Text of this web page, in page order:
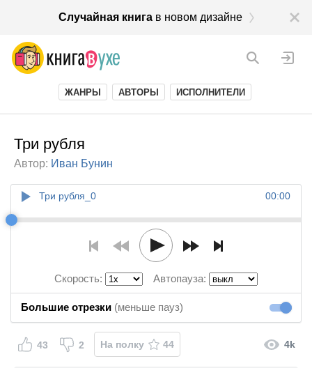
Случайная книгав новом дизайне
ЖАНРЫ АВТОРЫ ИСПОЛНИТЕЛИ
Три рубля
Автор: Иван Бунин
00:00
Три рубля_0
Скорость: Автопауза:
Большие отрезки (меньше пауз)
43 2 На полку 44 4k